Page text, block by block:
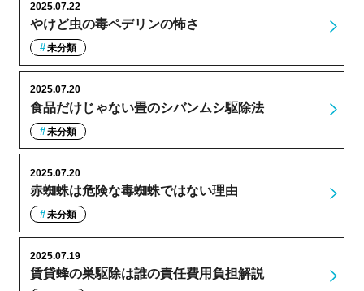
やけど虫の毒ペデリンの怖さ
2025.07.22
未分類
食品だけじゃない畳のシバンムシ駆除法
2025.07.20
未分類
赤蜘蛛は危険な毒蜘蛛ではない理由
2025.07.20
未分類
賃貸蜂の巣駆除は誰の責任費用負担解説
2025.07.19